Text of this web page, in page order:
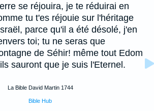
se réjouira, je te réduirai en
tu t'es réjouie sur l'héritage
parce qu'il a été désolé, j'en
toi; tu ne seras que
de Séhir! même tout Edom
sauront que je suis l'Eternel.
La Bible David Martin 1744
Bible Hub